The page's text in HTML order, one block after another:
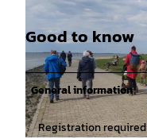
Good to know
General information
Registration required